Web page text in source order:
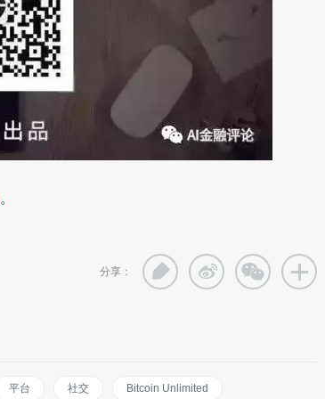
。
分享：
平台 社交 Bitcoin Unlimited